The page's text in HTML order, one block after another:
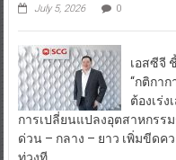
ต้องเร่
การเปลี่ยนแปลงอุตสาหกรร
ด่วน – กลาง – ยาว เพิ่มขีด
ท่วงที
July 2, 2026 0